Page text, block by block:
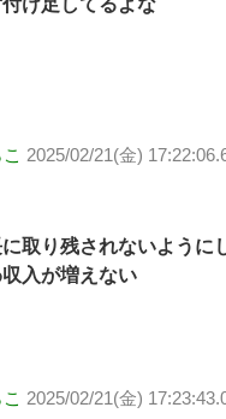
2025/02/21(金)
取り残されないように
入が増えない
2025/02/21(金)